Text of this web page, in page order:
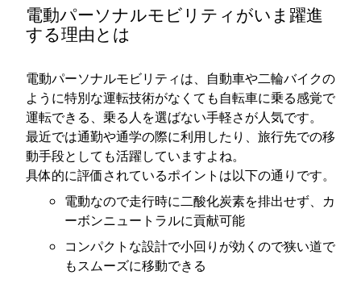
電動パーソナルモビリティがいま躍進
する理由とは
電動パーソナルモビリティは、自動車や二輪バイクの
ように特別な運転技術がなくても自転車に乗る感覚で
運転できる、乗る人を選ばない手軽さが人気です。
最近では通勤や通学の際に利用したり、旅行先での移
動手段としても活躍していますよね。
具体的に評価されているポイントは以下の通りです。
電動なので走行時に二酸化炭素を排出せず、カ
ーボンニュートラルに貢献可能
コンパクトな設計で小回りが効くので狭い道で
もスムーズに移動できる